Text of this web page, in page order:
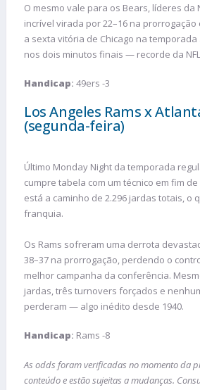
O mesmo vale para os Bears, líderes da
incrível virada por 22–16 na prorrogação
a sexta vitória de Chicago na
nos dois minutos finais — recorde da
Handicap: 49ers -3
Los Angeles Rams x
(segunda-feira)
Último Monday Night da temporada
cumpre tabela com um técnico em fim
está a caminho de 2.296 jardas totais, o
franquia.
Os Rams sofreram uma derrota
38–37 na prorrogação, perdendo o
melhor campanha da conferência.
jardas, três turnovers forçados e
perderam — algo inédito desde 1940.
Handicap: Rams -8
As odds foram verificadas no momento da
conteúdo e estão sujeitas a mudanças.